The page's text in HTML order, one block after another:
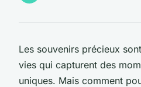
Les souvenirs précieux
vies qui capturent des
uniques. Mais comment